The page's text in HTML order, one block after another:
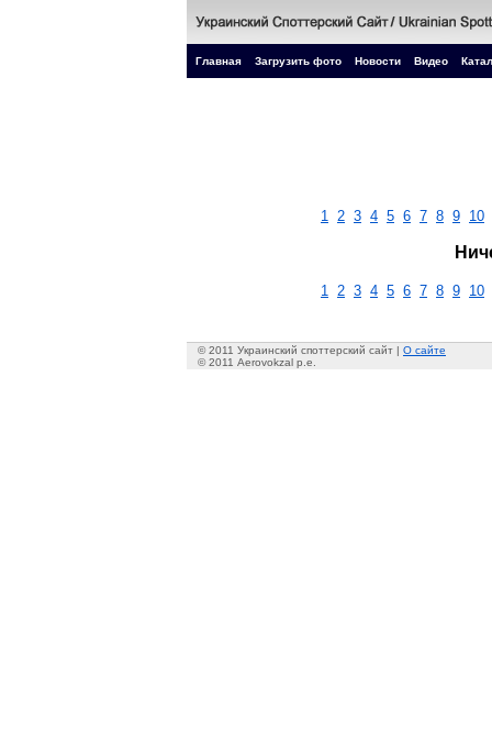
Главная Загрузить фото Новости Видео
1 2 3 4 5 6 7 8 9 10
1 2 3 4 5 6 7 8 9 10
© 2011 Украинский споттерский сайт | О сайте
© 2011 Aerovokzal p.e.